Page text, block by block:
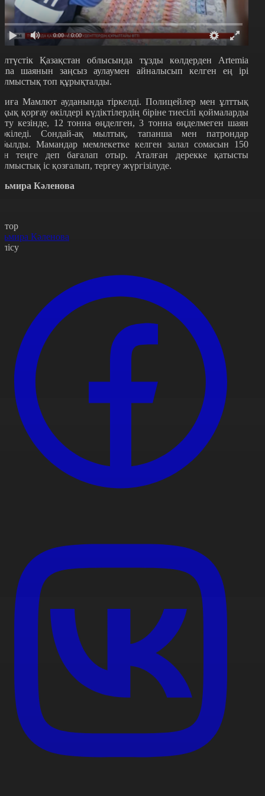
0:00 / 0:00
Қазақстан облысында тұзды көлдерден Artemia
шаянын заңсыз аулаумен айналысып келген ең ірі
топ құрықталды.
Мамлют ауданында тіркелді. Полицейлер мен ұлттық
қорғау өкілдері күдіктілердің біріне тиесілі қоймаларды
кезінде, 12 тонна өңделген, 3 тонна өңделмеген шаян
Сондай-ақ мылтық, тапанша мен патрондар
Мамандар мемлекетке келген залал сомасын 150
теңге деп бағалап отыр. Аталған дерекке қатысты
іс қозғалып, тергеу жүргізілуде.
Кәленова
Кәленова